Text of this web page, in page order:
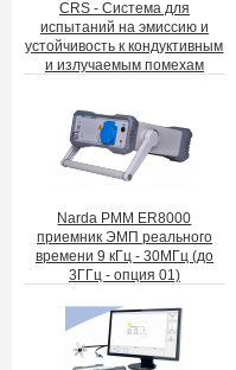
CRS - Система для
испытаний на эмиссию и
устойчивость к кондуктивным
и излучаемым помехам
Narda PMM ER8000
приемник ЭМП реального
времени 9 кГц - 30МГц (до
3ГГц - опция 01)